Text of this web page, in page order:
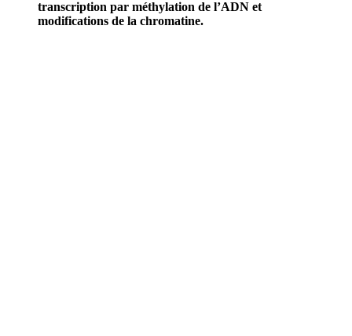
transcription par méthylation de l’ADN et
modifications de la chromatine.